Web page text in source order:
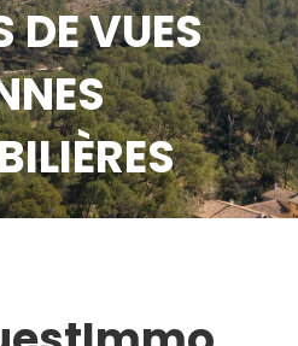
DE VUES